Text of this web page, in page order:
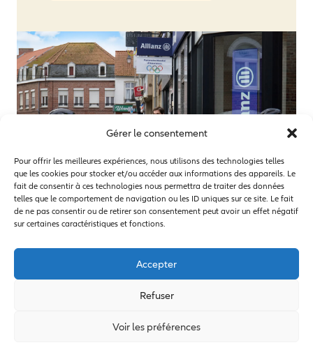
Gérer le consentement
Pour offrir les meilleures expériences, nous utilisons des technologies telles
que les cookies pour stocker et/ou accéder aux informations des appareils. Le
fait de consentir à ces technologies nous permettra de traiter des données
telles que le comportement de navigation ou les ID uniques sur ce site. Le fait
de ne pas consentir ou de retirer son consentement peut avoir un effet négatif
sur certaines caractéristiques et fonctions.
Accepter
Refuser
Voir les préférences
Politique de données